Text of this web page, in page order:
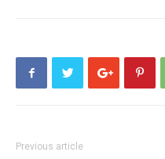
Previous article